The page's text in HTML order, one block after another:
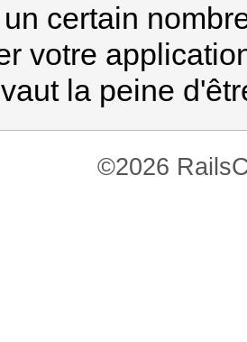
certain
votre
la peine
©2026